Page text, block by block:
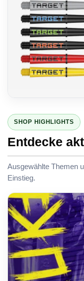
SHOP HIGHLIGHTS
Entdecke
Ausgewählte Themen
Einstieg.